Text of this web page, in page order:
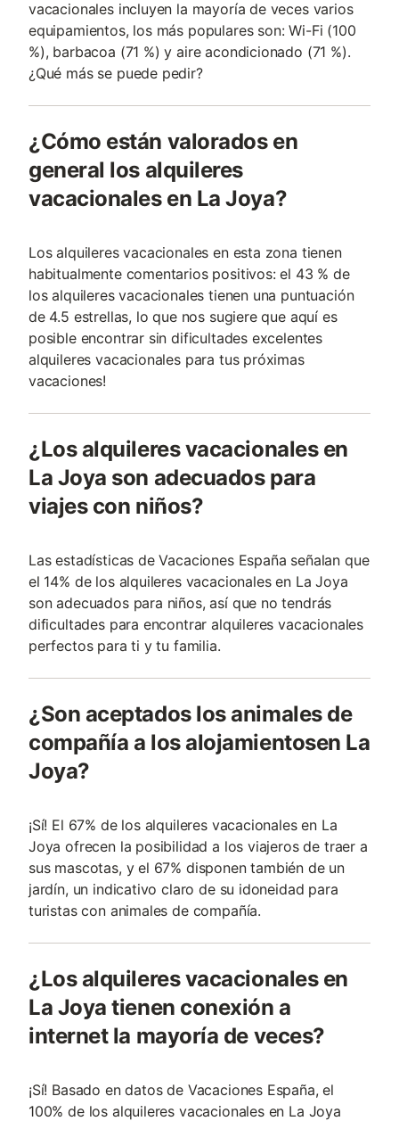
vacacionales incluyen la mayoría de veces varios
equipamientos, los más populares son: Wi-Fi (100
%), barbacoa (71 %) y aire acondicionado (71 %).
¿Qué más se puede pedir?
¿Cómo están valorados en
general los alquileres
vacacionales en La Joya?
Los alquileres vacacionales en esta zona tienen
habitualmente comentarios positivos: el 43 % de
los alquileres vacacionales tienen una puntuación
de 4.5 estrellas, lo que nos sugiere que aquí es
posible encontrar sin dificultades excelentes
alquileres vacacionales para tus próximas
vacaciones!
¿Los alquileres vacacionales en
La Joya son adecuados para
viajes con niños?
Las estadísticas de Vacaciones España señalan que
el 14% de los alquileres vacacionales en La Joya
son adecuados para niños, así que no tendrás
dificultades para encontrar alquileres vacacionales
perfectos para ti y tu familia.
¿Son aceptados los animales de
compañía a los alojamientosen La
Joya?
¡Sí! El 67% de los alquileres vacacionales en La
Joya ofrecen la posibilidad a los viajeros de traer a
sus mascotas, y el 67% disponen también de un
jardín, un indicativo claro de su idoneidad para
turistas con animales de compañí­a.
¿Los alquileres vacacionales en
La Joya tienen conexión a
internet la mayoría de veces?
¡Sí! Basado en datos de Vacaciones España, el
100% de los alquileres vacacionales en La Joya